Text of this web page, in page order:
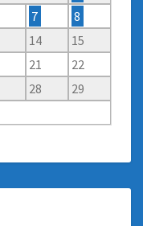
7
8
14
15
21
22
28
29